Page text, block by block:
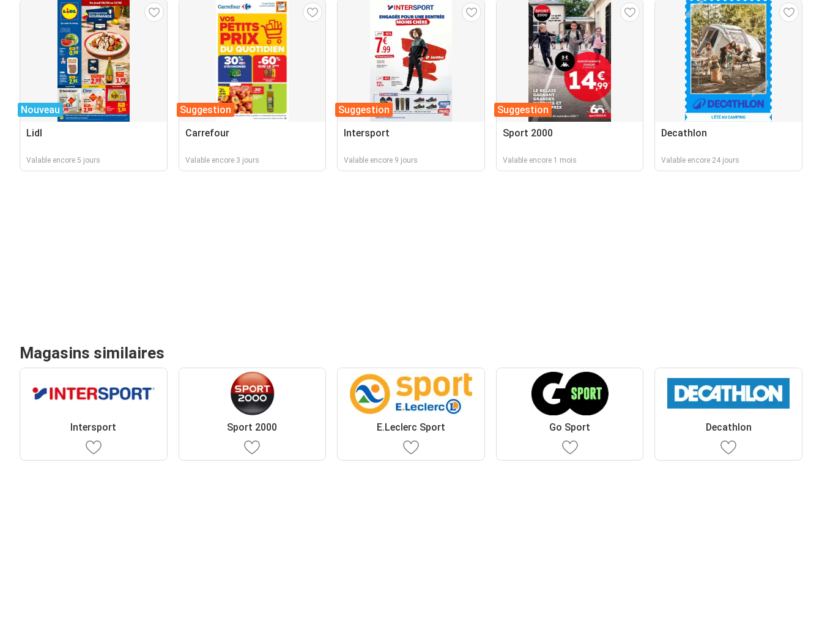
Nouveau
Lidl
Valable encore 5 jours
Suggestion
Carrefour
Valable encore 3 jours
Suggestion
Intersport
Valable encore 9 jours
Suggestion
Sport 2000
Valable encore 1 mois
Decathlon
Valable encore 24 jours
Magasins similaires
Intersport Sport 2000 E.Leclerc Sport Go Sport Decathlon